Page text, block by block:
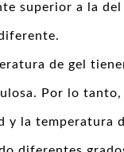
superior a la
de gel
Por lo
y la temperatura